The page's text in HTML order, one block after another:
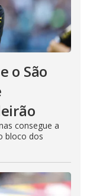
o São
consegue a
bloco dos